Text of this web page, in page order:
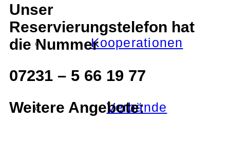
Kooperationen
Verbände
Unser
Reservierungstelefon hat
die Nummer
07231 – 5 66 19 77
Weitere Angebote: